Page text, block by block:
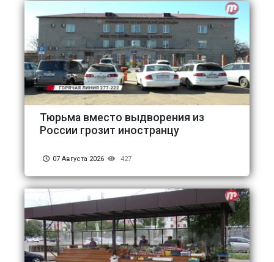
Тюрьма вместо выдворения из
России грозит иностранцу
07 Августа 2026 427